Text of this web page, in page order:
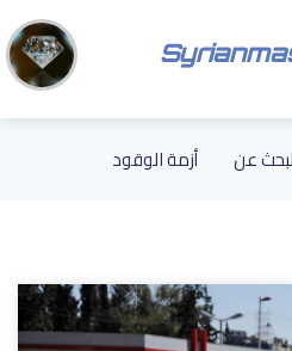
عن أزمة الوقود